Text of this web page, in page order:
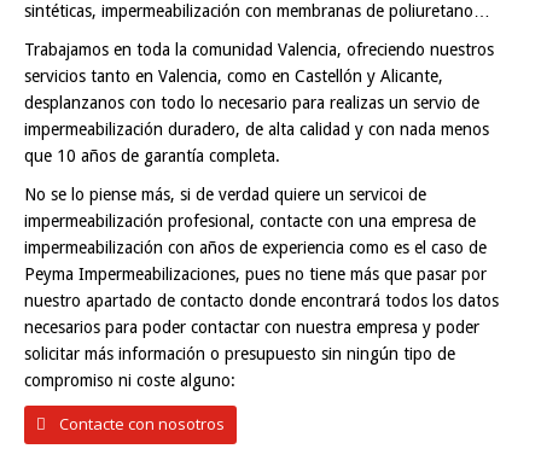
sintéticas, impermeabilización con membranas de poliuretano…
Trabajamos en toda la comunidad Valencia, ofreciendo nuestros
servicios tanto en Valencia, como en Castellón y Alicante,
desplanzanos con todo lo necesario para realizas un servio de
impermeabilización duradero, de alta calidad y con nada menos
que 10 años de garantía completa.
No se lo piense más, si de verdad quiere un servicoi de
impermeabilización profesional, contacte con una empresa de
impermeabilización con años de experiencia como es el caso de
Peyma Impermeabilizaciones, pues no tiene más que pasar por
nuestro apartado de contacto donde encontrará todos los datos
necesarios para poder contactar con nuestra empresa y poder
solicitar más información o presupuesto sin ningún tipo de
compromiso ni coste alguno:
Contacte con nosotros